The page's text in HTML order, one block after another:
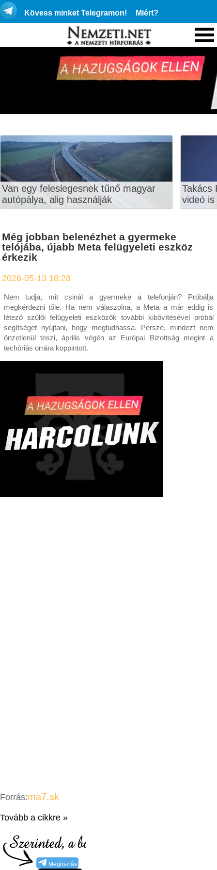
Kövess minket Telegramon! Miért?
Van egy feleslegesnek tűnő magyar
autópálya, alig használják
Takács
videó
Még jobban belenézhet a gyermeke
telójába, újabb Meta felügyeleti eszköz
érkezik
2026-05-13 18:28
Nem tudja, mit csinál a gyermeke a telefonján? Próbálja
megkérdezni tőle. Ha nem válaszolna, a Meta a már eddig is
létező szülői felügyeleti eszközök további kibővítésével próbál
segítséget nyújtani, hogy megtudhassa. Persze, mindezt nem
önzetlenül teszi, április végén az Európai Bizottság megint a
techóriás orrára koppintott.
Forrás:ma7.sk
Tovább a cikkre »
Megosztás